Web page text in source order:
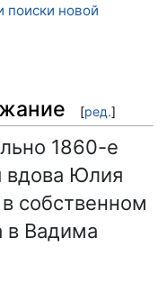
поиски новой
[ред.]
1860-е
вдова Юлия
собственном
в Вадима